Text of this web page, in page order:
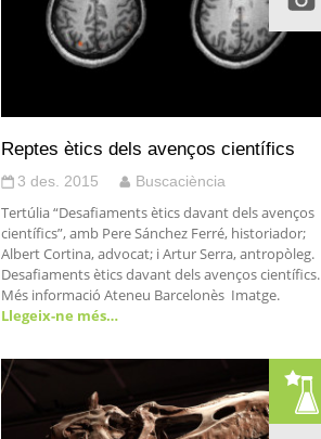
Reptes ètics dels avenços científics
3 des. 2015 Buscaciència
Tertúlia “Desafiaments ètics davant dels avenços
científics”, amb Pere Sánchez Ferré, historiador;
Albert Cortina, advocat; i Artur Serra, antropòleg.
Desafiaments ètics davant dels avenços científics.
Més informació Ateneu Barcelonès Imatge.
Llegeix-ne més…